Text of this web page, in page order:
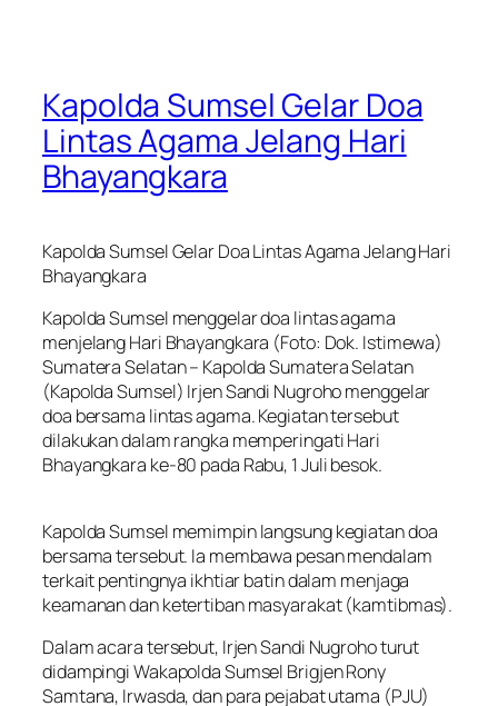
Kapolda Sumsel Gelar Doa
Lintas Agama Jelang Hari
Bhayangkara
Kapolda Sumsel Gelar Doa Lintas Agama Jelang Hari
Bhayangkara
Kapolda Sumsel menggelar doa lintas agama
menjelang Hari Bhayangkara (Foto: Dok. Istimewa)
Sumatera Selatan – Kapolda Sumatera Selatan
(Kapolda Sumsel) Irjen Sandi Nugroho menggelar
doa bersama lintas agama. Kegiatan tersebut
dilakukan dalam rangka memperingati Hari
Bhayangkara ke-80 pada Rabu, 1 Juli besok.
Kapolda Sumsel memimpin langsung kegiatan doa
bersama tersebut. Ia membawa pesan mendalam
terkait pentingnya ikhtiar batin dalam menjaga
keamanan dan ketertiban masyarakat (kamtibmas).
Dalam acara tersebut, Irjen Sandi Nugroho turut
didampingi Wakapolda Sumsel Brigjen Rony
Samtana, Irwasda, dan para pejabat utama (PJU)